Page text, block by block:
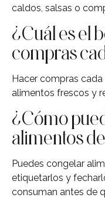
caldos, salsas o
¿Cuál es el
compras
Hacer compras
alimentos frescos y
¿Cómo
alimentos
Puedes congelar
etiquetarlos y
consuman antes de